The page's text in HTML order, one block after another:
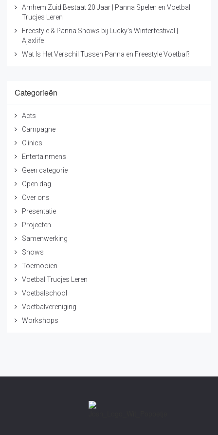
Arnhem Zuid Bestaat 20 Jaar | Panna Spelen en Voetbal
Trucjes Leren
Freestyle & Panna Shows bij Lucky's Winterfestival |
Ajaxlife
Wat Is Het Verschil Tussen Panna en Freestyle Voetbal?
Categorieën
Acts
Campagne
Clinics
Entertainmens
Geen categorie
Open dag
Over ons
Presentatie
Projecten
Samenwerking
Shows
Toernooien
Voetbal Trucjes Leren
Voetbalschool
Voetbalvereniging
Workshops